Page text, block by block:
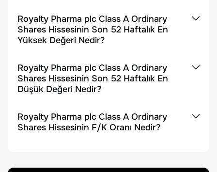
Royalty Pharma plc Class A Ordinary
Shares Hissesinin Son 52 Haftalık En
Yüksek Değeri Nedir?
Royalty Pharma plc Class A Ordinary
Shares Hissesinin Son 52 Haftalık En
Düşük Değeri Nedir?
Royalty Pharma plc Class A Ordinary
Shares Hissesinin F/K Oranı Nedir?